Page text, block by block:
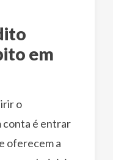
em
o
conta é entrar
oferecem a